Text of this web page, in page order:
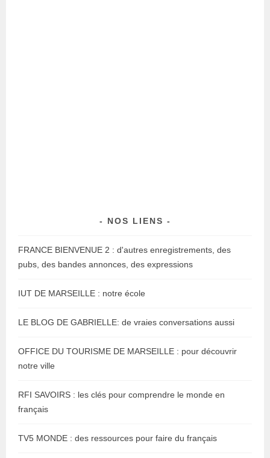
NOS LIENS
FRANCE BIENVENUE 2 : d'autres enregistrements, des
pubs, des bandes annonces, des expressions
IUT DE MARSEILLE : notre école
LE BLOG DE GABRIELLE: de vraies conversations aussi
OFFICE DU TOURISME DE MARSEILLE : pour découvrir
notre ville
RFI SAVOIRS : les clés pour comprendre le monde en
français
TV5 MONDE : des ressources pour faire du français